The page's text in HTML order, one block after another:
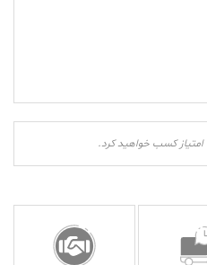
امتیاز کسب خواهید کرد.